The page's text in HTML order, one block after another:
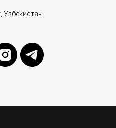
Узбекистан